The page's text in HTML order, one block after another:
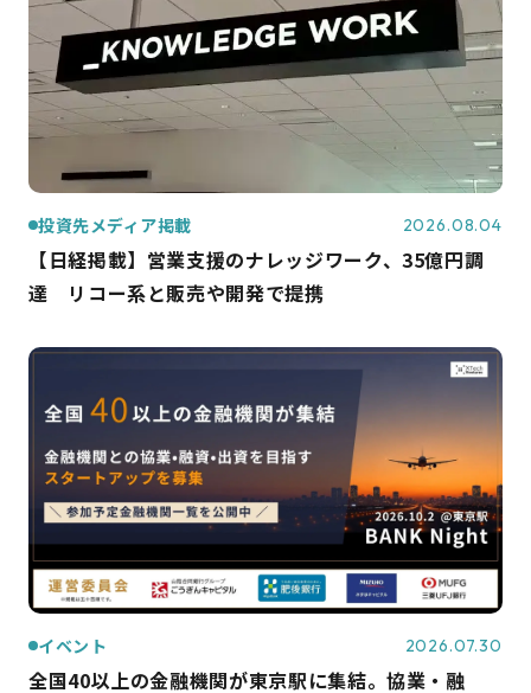
投資先メディア掲載 2026.08.04
【日経掲載】営業支援のナレッジワーク、35億円調
達 リコー系と販売や開発で提携
イベント 2026.07.30
全国40以上の金融機関が東京駅に集結。協業・融